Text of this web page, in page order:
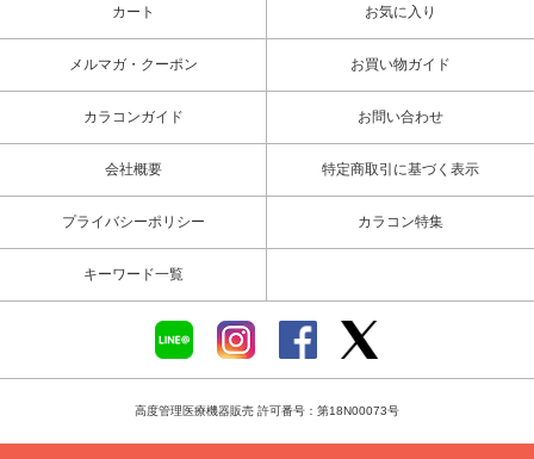
カート お気に入り
メルマガ・クーポン お買い物ガイド
カラコンガイド お問い合わせ
会社概要 特定商取引に基づく表示
プライバシーポリシー カラコン特集
キーワード一覧
高度管理医療機器販売 許可番号：第18N00073号